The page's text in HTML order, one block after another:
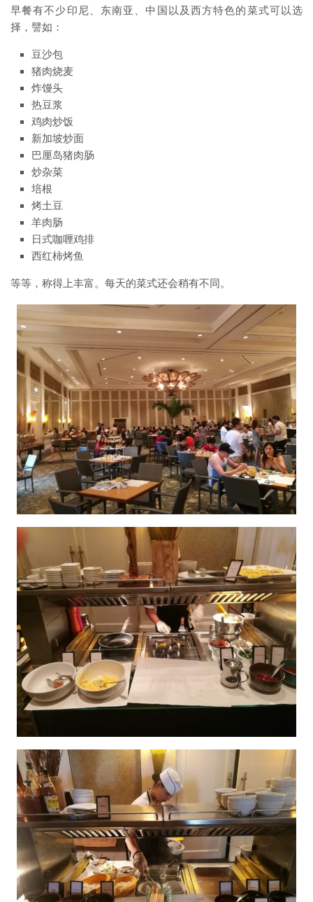
早餐有不少印尼、东南亚、中国以及西方特色的菜式可以选
择，譬如：
豆沙包
猪肉烧麦
炸馒头
热豆浆
鸡肉炒饭
新加坡炒面
巴厘岛猪肉肠
炒杂菜
培根
烤土豆
羊肉肠
日式咖喱鸡排
西红柿烤鱼
等等，称得上丰富。每天的菜式还会稍有不同。